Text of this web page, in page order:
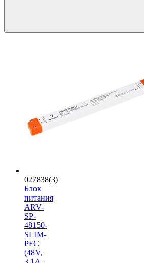
027838(3)
Блок
питания
ARV-
SP-
48150-
SLIM-
PFC
(48V,